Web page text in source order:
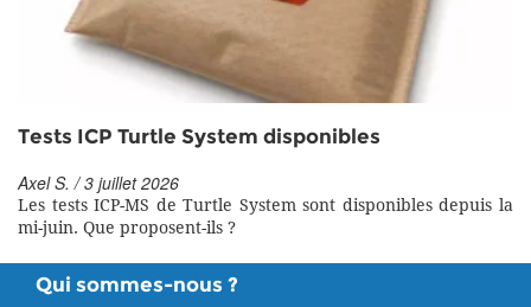
Tests ICP Turtle System disponibles
Axel S. / 3 juillet 2026
Les tests ICP-MS de Turtle System sont disponibles depuis la
mi-juin. Que proposent-ils ?
Qui sommes-nous ?